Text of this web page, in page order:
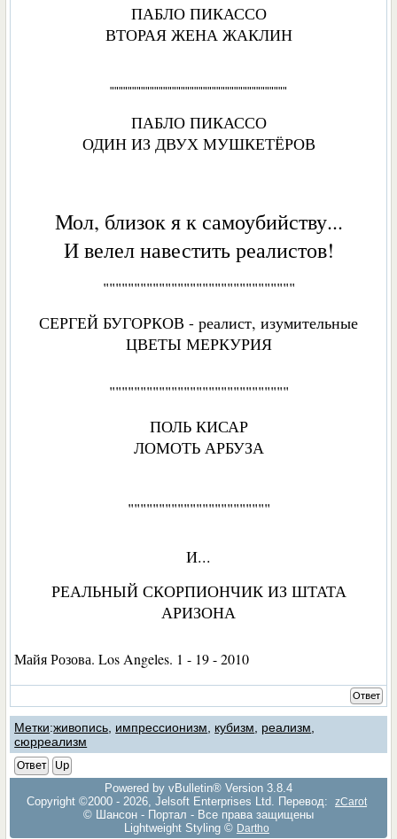
ПАБЛО ПИКАССО
ВТОРАЯ ЖЕНА ЖАКЛИН
""""""""""""""""""""""""""""""""""""""""
ПАБЛО ПИКАССО
ОДИН ИЗ ДВУХ МУШКЕТЁРОВ
Мол, близок я к самоубийству...
И велел навестить реалистов!
"""""""""""""""""""""""""""""""
СЕРГЕЙ БУГОРКОВ - реалист, изумительные
ЦВЕТЫ МЕРКУРИЯ
"""""""""""""""""""""""""""""
ПОЛЬ КИСАР
ЛОМОТЬ АРБУЗА
"""""""""""""""""""""""
И...
РЕАЛЬНЫЙ СКОРПИОНЧИК ИЗ ШТАТА
АРИЗОНА
Майя Розова. Los Angeles. 1 - 19 - 2010
Ответ
Метки:живопись импрессионизм кубизм реализм
сюрреализм
Ответ
Up
Powered by vBulletin® Version 3.8.4
Copyright ©2000 - 2026, Jelsoft Enterprises Ltd. Перевод:
zCarot
© Шансон - Портал - Все права защищены
Lightweight Styling © Dartho